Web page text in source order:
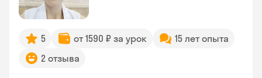
5 от 1590 ₽ за урок
15 лет опыта
2 отзыва